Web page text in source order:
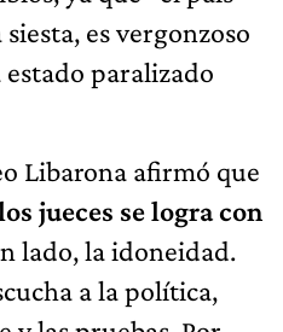
es vergonzoso
paralizado
Libarona afirmó que
jueces se logra con
lado, la idoneidad.
a la política,